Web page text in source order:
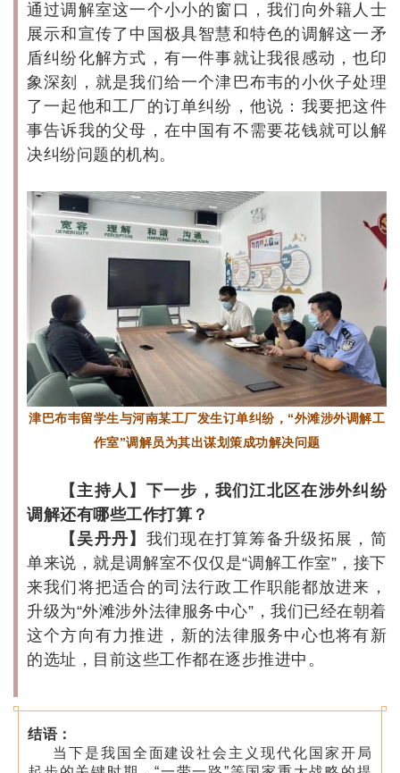
通过调解室这一个小小的窗口，我们向外籍人士
展示和宣传了中国极具智慧和特色的调解这一矛
盾纠纷化解方式，有一件事就让我很感动，也印
象深刻，就是我们给一个津巴布韦的小伙子处理
了一起他和工厂的订单纠纷，他说：我要把这件
事告诉我的父母，在中国有不需要花钱就可以解
决纠纷问题的机构。
津巴布韦留学生与河南某工厂发生订单纠纷，“外滩涉外调解工
作室”调解员为其出谋划策成功解决问题
【主持人】下一步，我们江北区在涉外纠纷
调解还有哪些工作打算？
【吴丹丹】 我们现在打算筹备升级拓展，简
单来说，就是调解室不仅仅是“调解工作室”，接下
来我们将把适合的司法行政工作职能都放进来，
升级为“外滩涉外法律服务中心”，我们已经在朝着
这个方向有力推进，新的法律服务中心也将有新
的选址，目前这些工作都在逐步推进中。
结语：
当下是我国全面建设社会主义现代化国家开局